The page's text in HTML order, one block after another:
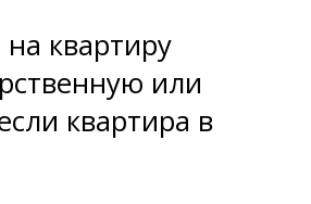
квартиру
или
квартира в